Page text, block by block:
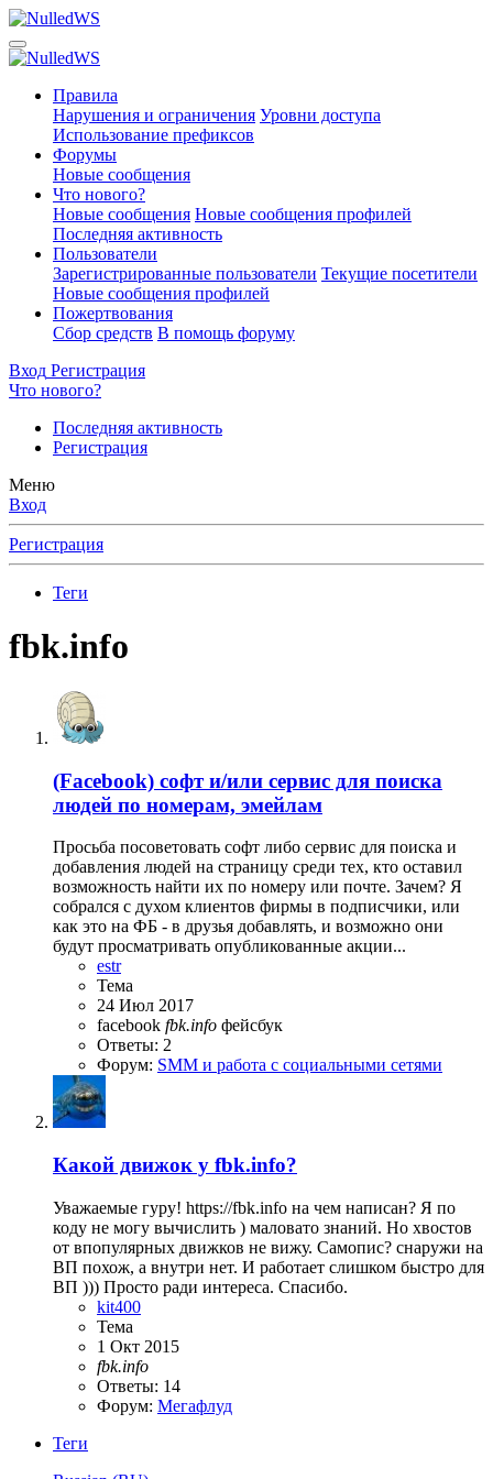
Правила
Нарушения и ограничения Уровни доступа
Использование префиксов
Форумы
Новые сообщения
Что нового?
Новые сообщения Новые сообщения профилей
Последняя активность
Пользователи
Зарегистрированные пользователи Текущие посетители
Новые сообщения профилей
Пожертвования
Сбор средств В помощь форуму
Вход Регистрация
Что нового?
Последняя активность
Регистрация
Меню
Вход
Регистрация
Теги
fbk.info
(Facebook) софт и/или сервис для поиска
людей по номерам, эмейлам
Просьба посоветовать софт либо сервис для поиска и
добавления людей на страницу среди тех, кто оставил
возможность найти их по номеру или почте. Зачем? Я
собрался с духом клиентов фирмы в подписчики, или
как это на ФБ - в друзья добавлять, и возможно они
будут просматривать опубликованные акции...
estr
Тема
24 Июл 2017
facebook fbk.info фейсбук
Ответы: 2
Форум: SMM и работа с социальными сетями
Какой движок у fbk.info?
Уважаемые гуру! https://fbk.info на чем написан? Я по
коду не могу вычислить ) маловато знаний. Но хвостов
от впопулярных движков не вижу. Самопис? снаружи на
ВП похож, а внутри нет. И работает слишком быстро для
ВП ))) Просто ради интереса. Спасибо.
kit400
Тема
1 Окт 2015
fbk.info
Ответы: 14
Форум: Мегафлуд
Теги